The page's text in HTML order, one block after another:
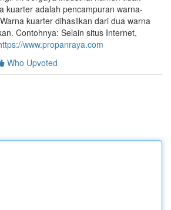
kuarter adalah pencampuran warna-
kuarter dihasilkan dari dua warna
Contohnya: Selain situs Internet,
www.propanraya.com
Who Upvoted